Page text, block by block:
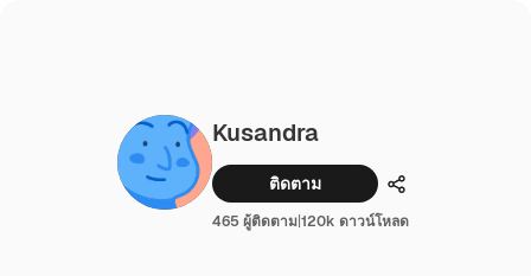
Kusandra
ติดตาม แบ่งปัน
465 ผู้ติดตาม|120k ดาวน์โหลด